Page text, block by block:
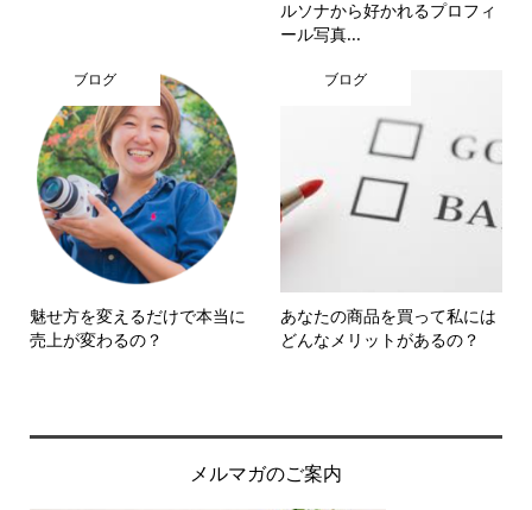
ルソナから好かれるプロフィ
ール写真...
ブログ
魅せ方を変えるだけで本当に
売上が変わるの？
ブログ
あなたの商品を買って私には
どんなメリットがあるの？
メルマガのご案内